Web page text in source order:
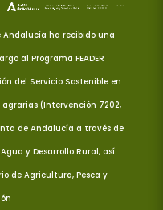
ha recibido una
al Programa FEADER
del Servicio Sostenible en
agrarias (Intervención 7202,
de Andalucía a través de
y Desarrollo Rural, así
de Agricultura, Pesca y